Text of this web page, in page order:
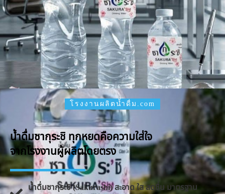
โรงงานผลิตน้ำดื่ม.com
น้ำดื่มซากุระชิ ทุกหยดคือความใส่ใจ
จากโรงงานผู้ผลิตโดยตรง
น้ำดื่มซากุระชิ (Sakurashi) สะอาด ใส สดชื่น มาตรฐาน